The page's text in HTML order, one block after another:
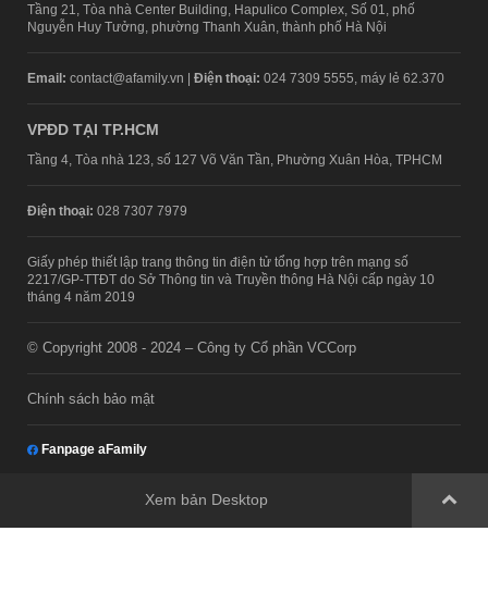
Tầng 21, Tòa nhà Center Building, Hapulico Complex, Số 01, phố
Nguyễn Huy Tưởng, phường Thanh Xuân, thành phố Hà Nội
Email: contact@afamily.vn | Điện thoại: 024 7309 5555, máy lẻ 62.370
VPĐD TẠI TP.HCM
Tầng 4, Tòa nhà 123, số 127 Võ Văn Tần, Phường Xuân Hòa, TPHCM
Điện thoại: 028 7307 7979
Giấy phép thiết lập trang thông tin điện tử tổng hợp trên mạng số
2217/GP-TTĐT do Sở Thông tin và Truyền thông Hà Nội cấp ngày 10
tháng 4 năm 2019
© Copyright 2008 - 2024 – Công ty Cổ phần VCCorp
Chính sách bảo mật
Fanpage aFamily
Xem bản Desktop